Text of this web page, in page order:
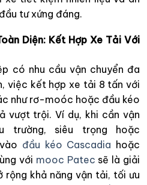
tư xứng đáng.
Diện: Kết Hợp Xe Tải Với
có nhu cầu vận chuyển đa
việc kết hợp xe tải 8 tấn với
như rơ-moóc hoặc đầu kéo
vượt trội. Ví dụ, khi cần vận
trường, siêu trọng hoặc
đầu kéo Cascadia hoặc
với mooc Patec sẽ là giải
rộng khả năng vận tải, tối ưu